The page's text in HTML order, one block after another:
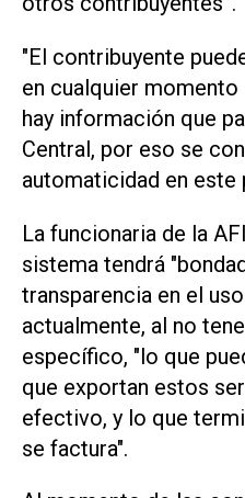
"El contribuyente
en cualquier momento
hay información que
Central, por eso se
automaticidad en este
La funcionaria de la
sistema tendrá
transparencia en el
actualmente, al no
específico, "lo que
que exportan estos
efectivo, y lo que
se factura".